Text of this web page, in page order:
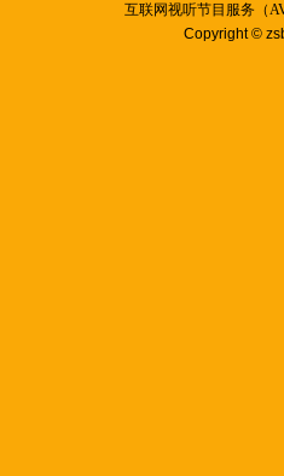
互联网视听节目服务（
Copyright ©